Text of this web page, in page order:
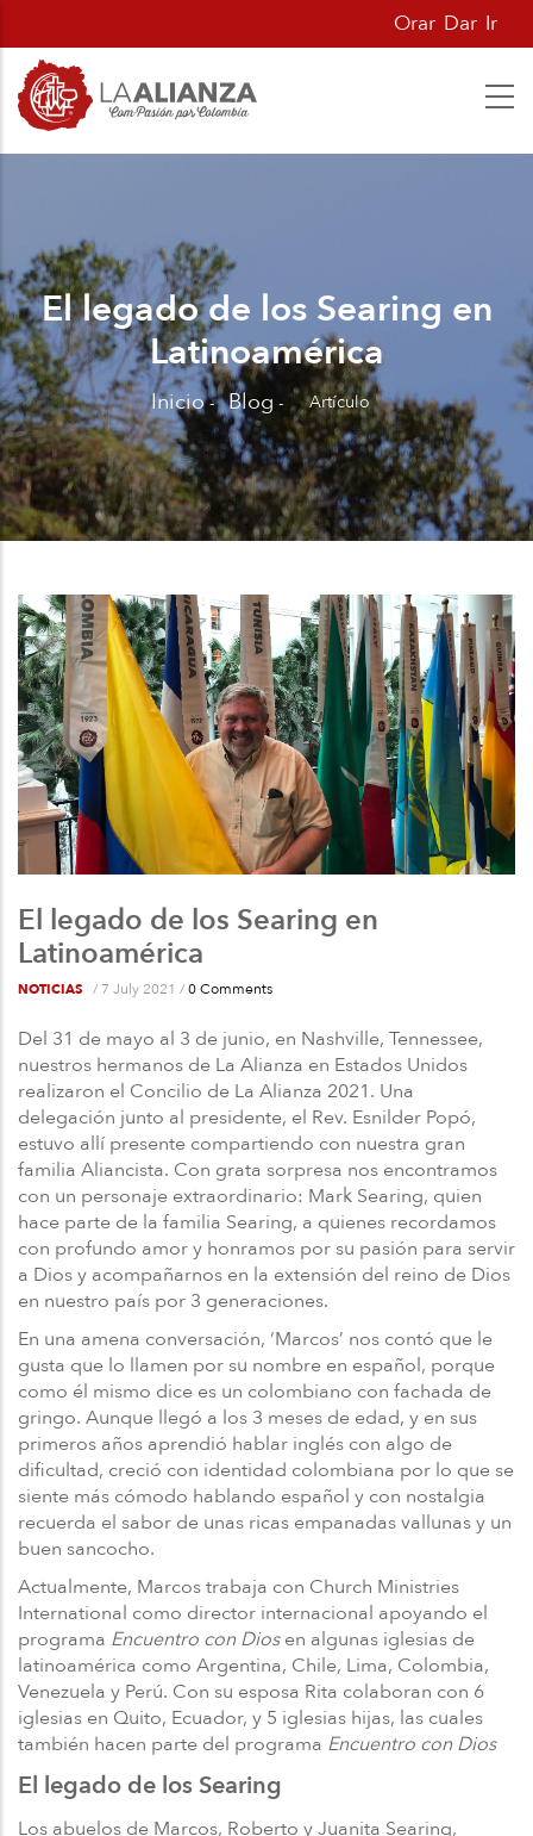
al
contenido
principal
Orar Dar Ir
El legado de los Searing en
Latinoamérica
Sobrescribir
enlaces
de
ayuda
la
navegación
Inicio - Blog - Artículo
El legado de los Searing en
Latinoamérica
NOTICIAS / 7 July 2021 /0 Comments
Del 31 de mayo al 3 de junio, en Nashville, Tennessee,
nuestros hermanos de La Alianza en Estados Unidos
realizaron el Concilio de La Alianza 2021. Una
delegación junto al presidente, el Rev. Esnilder Popó,
estuvo allí presente compartiendo con nuestra gran
familia Aliancista. Con grata sorpresa nos encontramos
con un personaje extraordinario: Mark Searing, quien
hace parte de la familia Searing, a quienes recordamos
con profundo amor y honramos por su pasión para servir
a Dios y acompañarnos en la extensión del reino de Dios
en nuestro país por 3 generaciones.
En una amena conversación, ‘Marcos’ nos contó que le
gusta que lo llamen por su nombre en español, porque
como él mismo dice es un colombiano con fachada de
gringo. Aunque llegó a los 3 meses de edad, y en sus
primeros años aprendió hablar inglés con algo de
dificultad, creció con identidad colombiana por lo que se
siente más cómodo hablando español y con nostalgia
recuerda el sabor de unas ricas empanadas vallunas y un
buen sancocho.
Actualmente, Marcos trabaja con Church Ministries
International como director internacional apoyando el
programa Encuentro con Diosen algunas iglesias de
latinoamérica como Argentina, Chile, Lima, Colombia,
Venezuela y Perú. Con su esposa Rita colaboran con 6
iglesias en Quito, Ecuador, y 5 iglesias hijas, las cuales
también hacen parte del programa Encuentro con Dios
El legado de los Searing
Los abuelos de Marcos, Roberto y Juanita Searing,